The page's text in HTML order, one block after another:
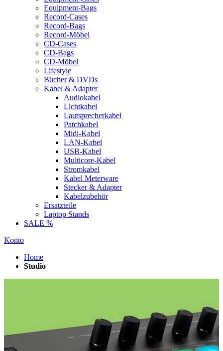
Equipment-Bags
Record-Cases
Record-Bags
Record-Möbel
CD-Cases
CD-Bags
CD-Möbel
Lifestyle
Bücher & DVDs
Kabel & Adapter
Audiokabel
Lichtkabel
Lautsprecherkabel
Patchkabel
Midi-Kabel
LAN-Kabel
USB-Kabel
Multicore-Kabel
Stromkabel
Kabel Meterware
Stecker & Adapter
Kabelzubehör
Ersatzteile
Laptop Stands
SALE %
Konto
Home
Studio